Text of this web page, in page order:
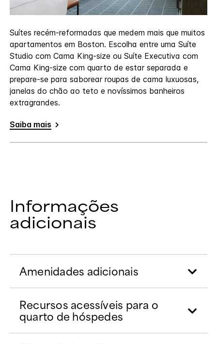
Suítes recém-reformadas que medem mais que muitos
apartamentos em Boston. Escolha entre uma Suíte
Studio com Cama King-size ou Suíte Executiva com
Cama King-size com quarto de estar separada e
prepare-se para saborear roupas de cama luxuosas,
janelas do chão ao teto e novíssimos banheiros
extragrandes.
Saiba mais
Informações
adicionais
Amenidades adicionais
Recursos acessíveis para o
quarto de hóspedes